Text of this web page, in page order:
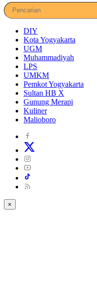
DIY
Kota Yogyakarta
UGM
Muhammadiyah
LPS
UMKM
Pemkot Yogyakarta
Sultan HB X
Gunung Merapi
Kuliner
Malioboro
×